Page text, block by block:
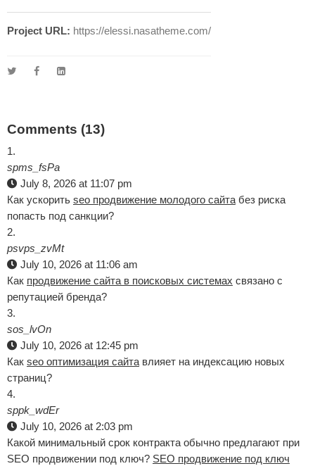
Project URL: https://elessi.nasatheme.com/
Comments (13)
spms_fsPa
July 8, 2026 at 11:07 pm
Как ускорить seo продвижение молодого сайтабез риска
попасть под санкции?
psvps_zvMt
July 10, 2026 at 11:06 am
Как продвижение сайта в поисковых системах связано с
репутацией бренда?
sos_lvOn
July 10, 2026 at 12:45 pm
Как seo оптимизация сайтавлияет на индексацию новых
страниц?
sppk_wdEr
July 10, 2026 at 2:03 pm
Какой минимальный срок контракта обычно предлагают при
SEO продвижении под ключ? SEO продвижение под ключ